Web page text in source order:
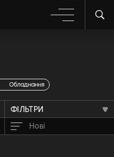
Обладнання
ФІЛЬТРИ
Нові